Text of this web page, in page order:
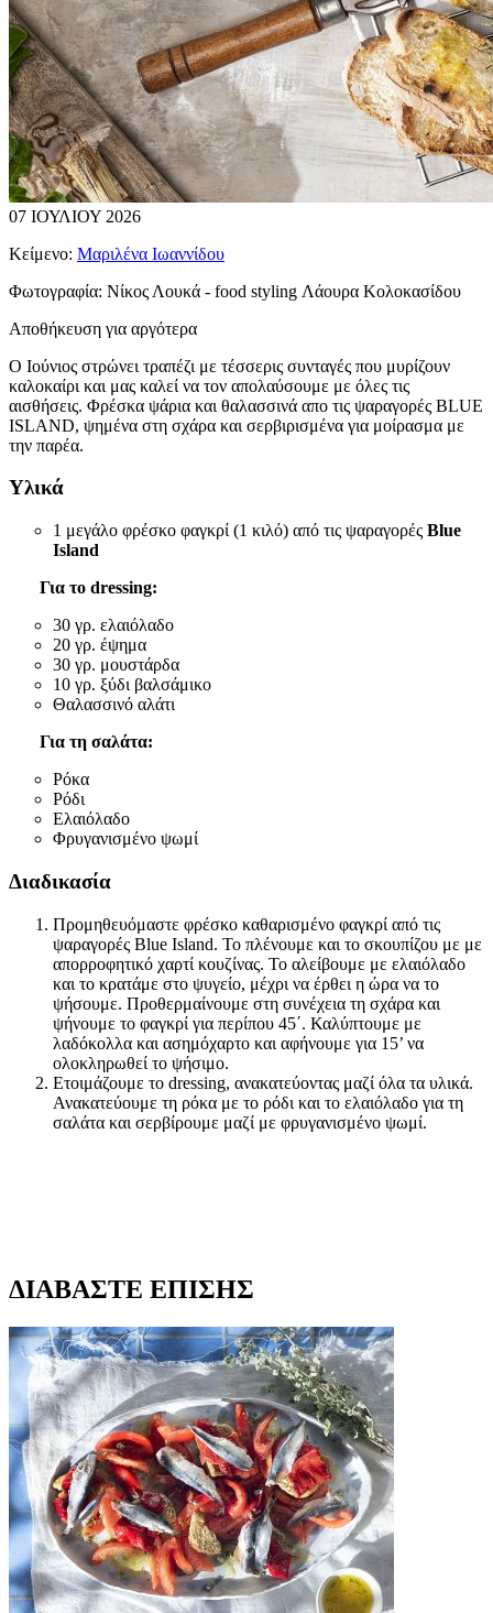
07 ΙΟΥΛΙΟΥ 2026
Κείμενο: Μαριλένα Ιωαννίδου
Φωτογραφία: Νίκος Λουκά - food styling Λάουρα Κολοκασίδου
Αποθήκευση για αργότερα
Ο Ιούνιος στρώνει τραπέζι με τέσσερις συνταγές που μυρίζουν
καλοκαίρι και μας καλεί να τον απολαύσουμε με όλες τις
αισθήσεις. Φρέσκα ψάρια και θαλασσινά απο τις ψαραγορές BLUE
ISLAND, ψημένα στη σχάρα και σερβιρισμένα για μοίρασμα με
την παρέα.
Υλικά
1 μεγάλο φρέσκο φαγκρί (1 κιλό) από τις ψαραγορές Blue
Island
Για το dressing:
30 γρ. ελαιόλαδο
20 γρ. έψημα
30 γρ. μουστάρδα
10 γρ. ξύδι βαλσάμικο
Θαλασσινό αλάτι
Για τη σαλάτα:
Ρόκα
Ρόδι
Ελαιόλαδο
Φρυγανισμένο ψωμί
Διαδικασία
Προμηθευόμαστε φρέσκο καθαρισμένο φαγκρί από τις
ψαραγορές Blue Island. To πλένουμε και το σκουπίζου με με
απορροφητικό χαρτί κουζίνας. Το αλείβουμε με ελαιόλαδο
και το κρατάμε στο ψυγείο, μέχρι να έρθει η ώρα να το
ψήσουμε. Προθερμαίνουμε στη συνέχεια τη σχάρα και
ψήνουμε το φαγκρί για περίπου 45΄. Καλύπτουμε με
λαδόκολλα και ασημόχαρτο και αφήνουμε για 15’ να
ολοκληρωθεί το ψήσιμο.
Ετοιμάζουμε το dressing, ανακατεύοντας μαζί όλα τα υλικά.
Ανακατεύουμε τη ρόκα με το ρόδι και το ελαιόλαδο για τη
σαλάτα και σερβίρουμε μαζί με φρυγανισμένο ψωμί.
ΔΙΑΒΑΣΤΕ ΕΠΙΣΗΣ